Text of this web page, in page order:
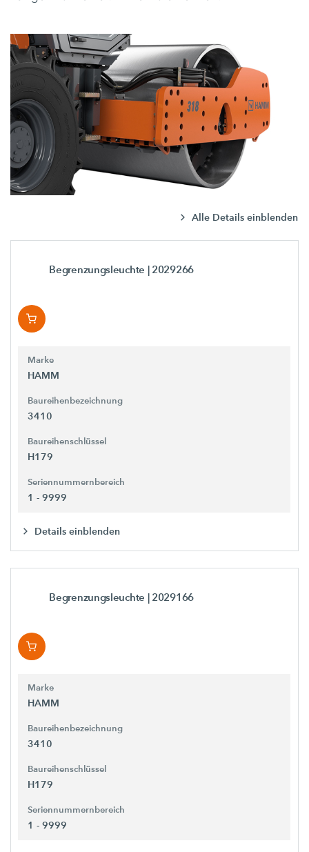
Alle Details einblenden
Begrenzungsleuchte | 2029266
Marke
HAMM
Baureihenbezeichnung
3410
Baureihenschlüssel
H179
Seriennummernbereich
1 - 9999
Details einblenden
Begrenzungsleuchte | 2029166
Marke
HAMM
Baureihenbezeichnung
3410
Baureihenschlüssel
H179
Seriennummernbereich
1 - 9999